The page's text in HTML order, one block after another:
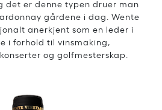
det er denne typen druer man
gårdene i dag. Wente
anerkjent som en leder i
i forhold til vinsmaking,
og golfmesterskap.